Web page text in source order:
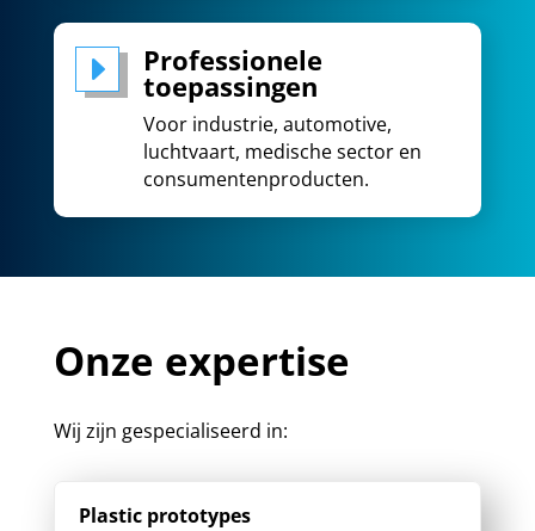
E Professionele
toepassingen
Voor industrie, automotive,
luchtvaart, medische sector en
consumentenproducten.
Onze expertise
Wij zijn gespecialiseerd in:
Plastic prototypes